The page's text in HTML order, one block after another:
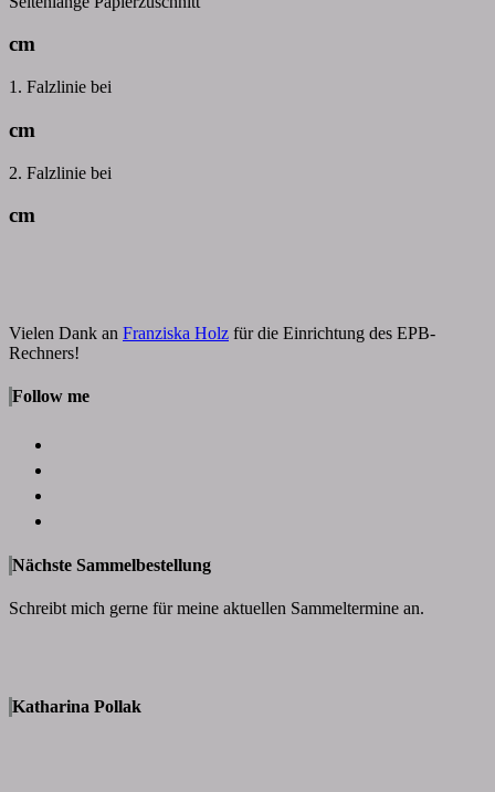
cm
1. Falzlinie bei
cm
2. Falzlinie bei
cm
Vielen Dank an Franziska Holz für die Einrichtung des EPB-
Rechners!
Follow me
Nächste Sammelbestellung
Schreibt mich gerne für meine aktuellen Sammeltermine an.
Katharina Pollak